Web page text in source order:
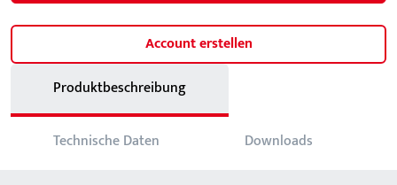
Account erstellen
Produktbeschreibung
Technische Daten Downloads